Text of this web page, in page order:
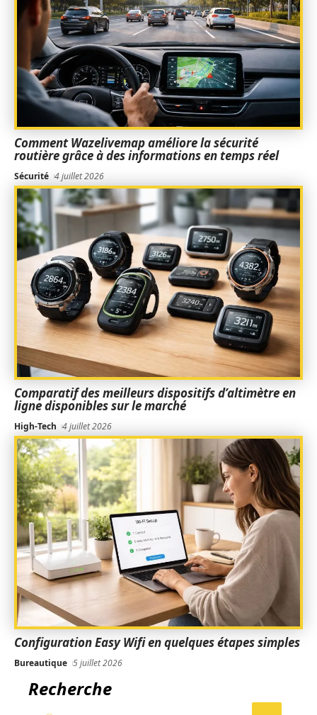
Comment Wazelivemap améliore la sécurité
routière grâce à des informations en temps réel
Sécurité 4 juillet 2026
Comparatif des meilleurs dispositifs d’altimètre en
ligne disponibles sur le marché
High-Tech 4 juillet 2026
Configuration Easy Wifi en quelques étapes simples
Bureautique 5 juillet 2026
Recherche